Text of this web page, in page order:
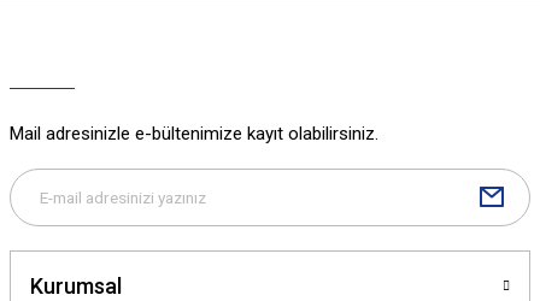
Mail adresinizle e-bültenimize kayıt olabilirsiniz.
Kurumsal